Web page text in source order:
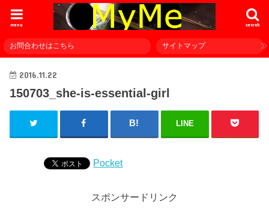
search
menu
お問合わせはこちら サイトマップ
2016.11.22
150703_she-is-essential-girl
LINE
Pocket
スポンサードリンク